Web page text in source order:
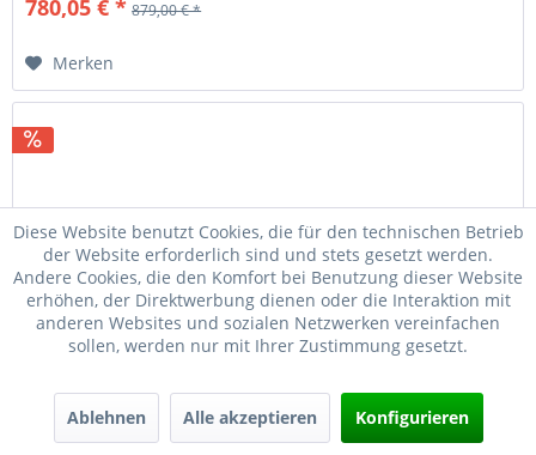
780,05 € * 879,00 € *
Merken
Kaliber: .22 LR Waffenart: Unterhebelrepetierbüchse
Diese Website benutzt Cookies, die für den technischen Betrieb
der Website erforderlich sind und stets gesetzt werden.
Andere Cookies, die den Komfort bei Benutzung dieser Website
erhöhen, der Direktwerbung dienen oder die Interaktion mit
anderen Websites und sozialen Netzwerken vereinfachen
sollen, werden nur mit Ihrer Zustimmung gesetzt.
Ablehnen Alle akzeptieren Konfigurieren